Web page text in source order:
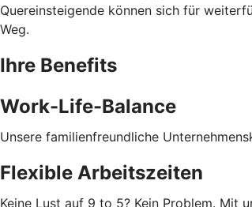
Quereinsteigende können sich für
Weg.
Ihre Benefits
Work-Life-Balance
Unsere familienfreundliche
Flexible Arbeitszeiten
Keine Lust auf 9 to 5? Kein Problem. Mit